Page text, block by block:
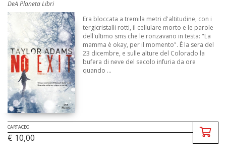
DeA Planeta Libri
Era bloccata a tremila metri d'altitudine, con i
tergicristalli rotti, il cellulare morto e le parole
dell'ultimo sms che le ronzavano in testa: "La
mamma è okay, per il momento". È la sera del
23 dicembre, e sulle alture del Colorado la
bufera di neve del secolo infuria da ore
quando ...
CARTACEO
€ 10,00